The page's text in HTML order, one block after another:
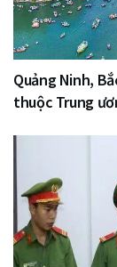
Quảng Ninh,
thuộc Trung